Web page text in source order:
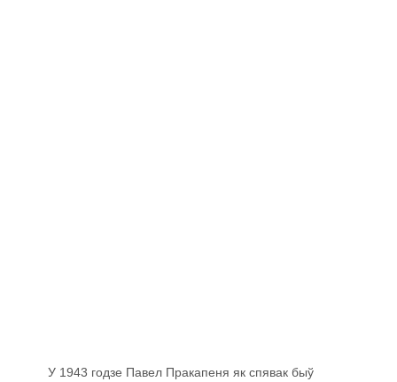
У 1943 годзе Павел Пракапеня як спявак быў